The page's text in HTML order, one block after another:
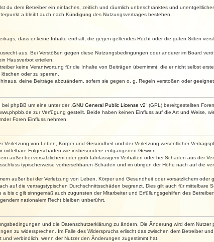
du dem Betreiber ein einfaches, zeitlich und räumlich unbeschränktes und
a bleibt auch nach Kündigung des Nutzungsvertrages bestehen.
dass er keine Inhalte enthält, die gegen geltendes Recht oder die guten Sitten
aus. Bei Verstößen gegen diese Nutzungsbedingungen oder anderer im Board
Hausverbot erteilen.
keine Verantwortung für die Inhalte von Beiträgen übernimmt, die er nicht selbst
oder zu sperren.
deine Beiträge abzuändern, sofern sie gegen o. g. Regeln verstoßen oder
phpBB um eine unter der „ GNU General Public License v2“ (GPL) bereitgestellten
zur Verfügung gestellt. Beide haben keinen Einfluss auf die Art und Weise,
Foren Einfluss nehmen.
Verletzung von Leben, Körper und Gesundheit und der Verletzung wesentlicher
mittelbare Folgeschäden wie insbesondere entgangenen Gewinn.
außer bei vorsätzlichem oder grob fahrlässigem Verhalten oder bei Schäden aus der
typischerweise vorhersehbaren Schäden und im übrigen der Höhe nach auf die
außer bei der Verletzung von Leben, Körper und Gesundheit oder vorsätzlichem
auf die vertragstypischen Durchschnittsschäden begrenzt. Dies gilt auch für mittelbare
bis c gilt sinngemäß auch zugunsten der Mitarbeiter und Erfüllungsgehilfen des
nationalem Recht bleiben unberührt.
und die Datenschutzerklärung zu ändern. Die Änderung wird dem Nutzer
zu widersprechen. Im Falle des Widerspruchs erlischt das zwischen dem Betreiber
verbindlich, wenn der Nutzer den Änderungen zugestimmt hat.